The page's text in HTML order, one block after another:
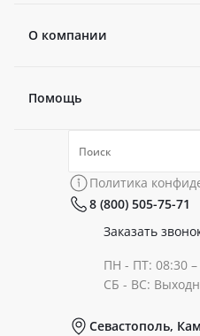
О компании
Новости
Политика
Помощь
Коллекции
Политика
8 (800) 505-75-71
Заказать
ПН - ПТ: 08:30 –
СБ - ВС:
Севастополь,